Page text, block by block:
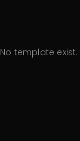
No template exist.